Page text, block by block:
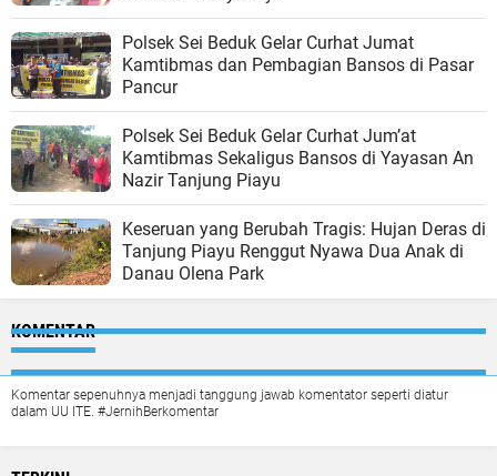
Polsek Sei Beduk Gelar Curhat Jumat
Kamtibmas dan Pembagian Bansos di Pasar
Pancur
Polsek Sei Beduk Gelar Curhat Jum’at
Kamtibmas Sekaligus Bansos di Yayasan An
Nazir Tanjung Piayu
Keseruan yang Berubah Tragis: Hujan Deras di
Tanjung Piayu Renggut Nyawa Dua Anak di
Danau Olena Park
KOMENTAR
Komentar sepenuhnya menjadi tanggung jawab komentator seperti diatur
dalam UU ITE. #JernihBerkomentar